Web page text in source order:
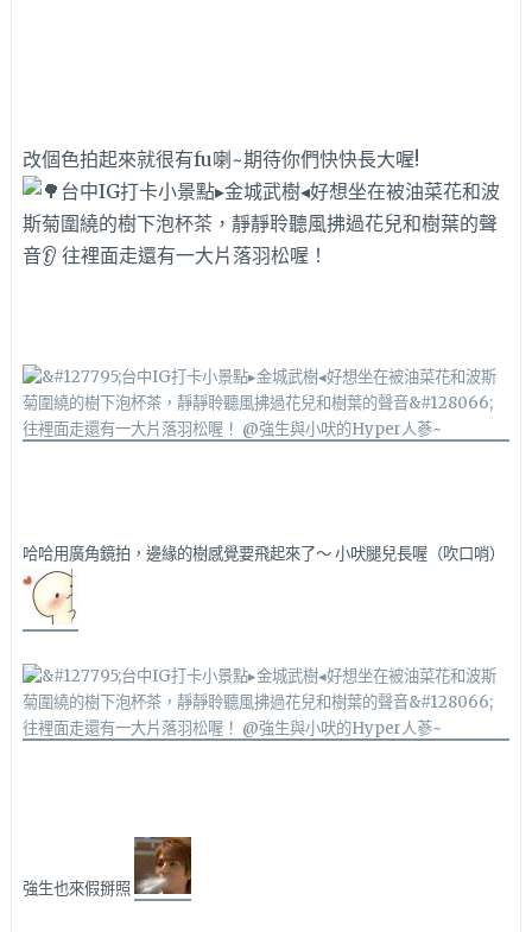
改個色拍起來就很有fu喇~期待你們快快長大喔!
哈哈用廣角鏡拍，邊緣的樹感覺要飛起來了～ 小吠腿兒長喔（吹口哨）
強生也來假掰照